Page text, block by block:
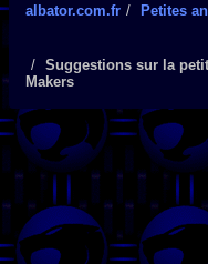
albator.com.fr Petites
Suggestions sur la
Makers